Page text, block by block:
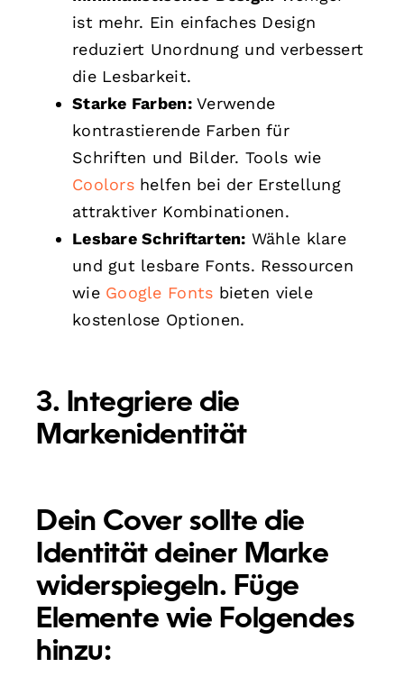
ist mehr. Ein einfaches Design
reduziert Unordnung und verbessert
die Lesbarkeit.
Starke Farben:Verwende
kontrastierende Farben für
Schriften und Bilder. Tools wie
Coolorshelfen bei der Erstellung
attraktiver Kombinationen.
Lesbare Schriftarten: Wähle klare
und gut lesbare Fonts. Ressourcen
wie Google Fonts bieten viele
kostenlose Optionen.
3. Integriere die
Markenidentität
Dein Cover sollte die
Identität deiner Marke
widerspiegeln. Füge
Elemente wie Folgendes
hinzu: